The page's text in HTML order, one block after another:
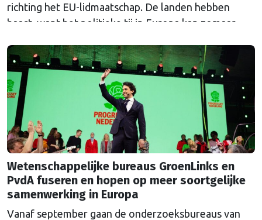
richting het EU-lidmaatschap. De landen hebben
haast, want het politieke tij in Europa kan zomaar
Wetenschappelijke bureaus GroenLinks en
PvdA fuseren en hopen op meer soortgelijke
samenwerking in Europa
Vanaf september gaan de onderzoeksbureaus van